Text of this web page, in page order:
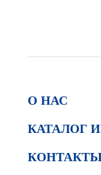
О НАС
КАТАЛОГ